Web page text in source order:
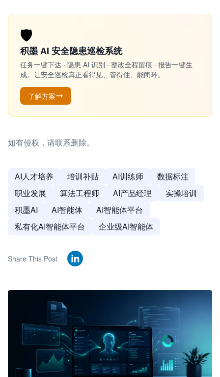
🛡️
积墨 AI 安全隐患巡检系统
任务一键下达 · 隐患 AI 识别 · 整改全程留痕 · 报告一键生
成。让安全巡检真正看得见、管得住、能闭环。
了解方案
如有侵权，请联系删除。
AI人才培养 培训补贴 AI训练师
数据标注
职业发展
算法工程师 AI产品经理
实操培训
积墨AI
AI智能体
AI智能体平台
私有化AI智能体平台
企业级AI智能体
Share This Post